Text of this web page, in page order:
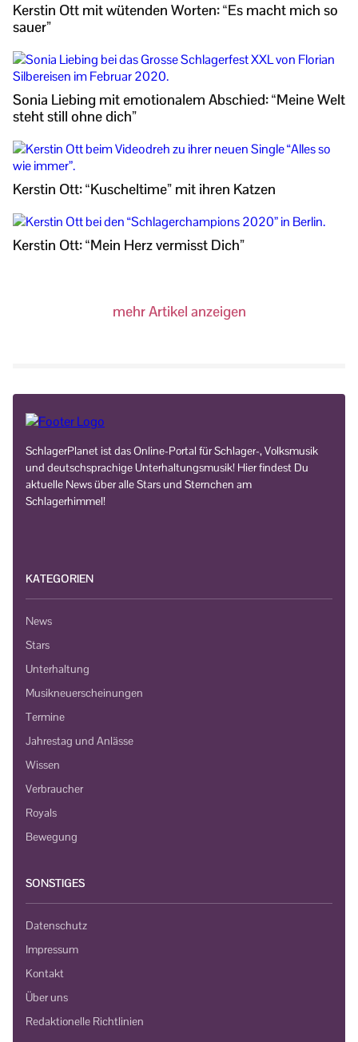
Kerstin Ott mit wütenden Worten: “Es macht mich so
sauer”
Sonia Liebing mit emotionalem Abschied: “Meine Welt
steht still ohne dich”
Kerstin Ott: “Kuscheltime” mit ihren Katzen
Kerstin Ott: “Mein Herz vermisst Dich”
mehr Artikel anzeigen
SchlagerPlanet ist das Online-Portal für Schlager-, Volksmusik
und deutschsprachige Unterhaltungsmusik! Hier findest Du
aktuelle News über alle Stars und Sternchen am
Schlagerhimmel!
KATEGORIEN
News
Stars
Unterhaltung
Musikneuerscheinungen
Termine
Jahrestag und Anlässe
Wissen
Verbraucher
Royals
Bewegung
SONSTIGES
Datenschutz
Impressum
Kontakt
Über uns
Redaktionelle Richtlinien